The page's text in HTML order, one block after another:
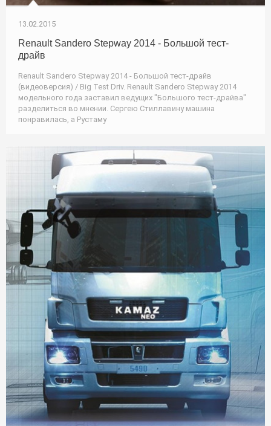
13.02.2015
Renault Sandero Stepway 2014 - Большой тест-
драйв
Renault Sandero Stepway 2014 - Большой тест-драйв
(видеоверсия) / Big Test Driv. Renault Sandero Stepway 2014
модельного года заставил ведущих "Большого тест-драйва"
разделиться во мнении. Сергею Стиллавину машина
понравилась, а Рустаму